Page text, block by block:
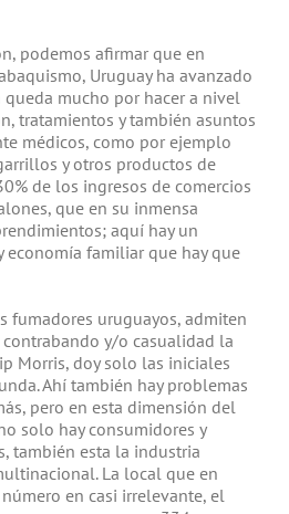
podemos afirmar que en
Uruguay ha avanzado
queda mucho por hacer a nivel
tratamientos y también asuntos
médicos, como por ejemplo
y otros productos de
de los ingresos de comercios
que en su inmensa
aquí hay un
economía familiar que hay que
fumadores uruguayos, admiten
y/o casualidad la
Morris, doy solo las iniciales
Ahí también hay problemas
pero en esta dimensión del
solo hay consumidores y
también esta la industria
La local que en
en casi irrelevante, el